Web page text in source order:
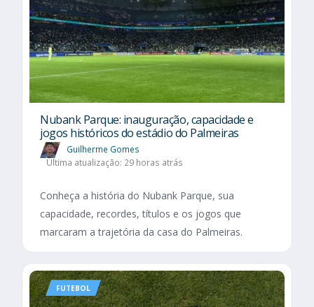
Nubank Parque: inauguração, capacidade e
jogos históricos do estádio do Palmeiras
Guilherme Gomes
Última atualização: 29 horas atrás
Conheça a história do Nubank Parque, sua
capacidade, recordes, títulos e os jogos que
marcaram a trajetória da casa do Palmeiras.
FUTEBOL